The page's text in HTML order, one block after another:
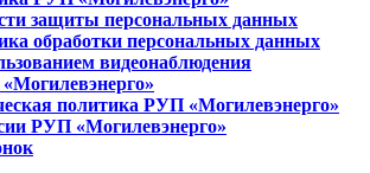
защиты персональных данных
обработки персональных данных
видеонаблюдения
политика РУП «Могилевэнерго»
РУП «Могилевэнерго»